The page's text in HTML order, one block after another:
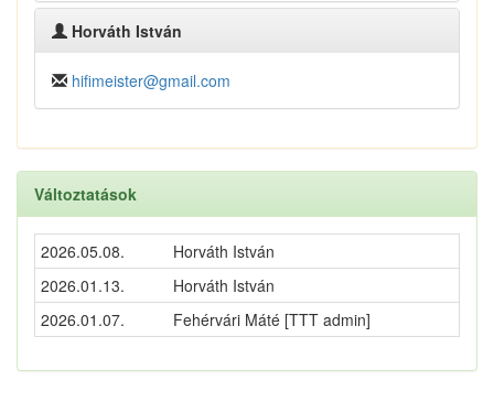
Horváth István
hifimeister@gmail.com
Változtatások
2026.05.08.
Horváth István
2026.01.13.
Horváth István
2026.01.07.
Fehérvári Máté [TTT admin]